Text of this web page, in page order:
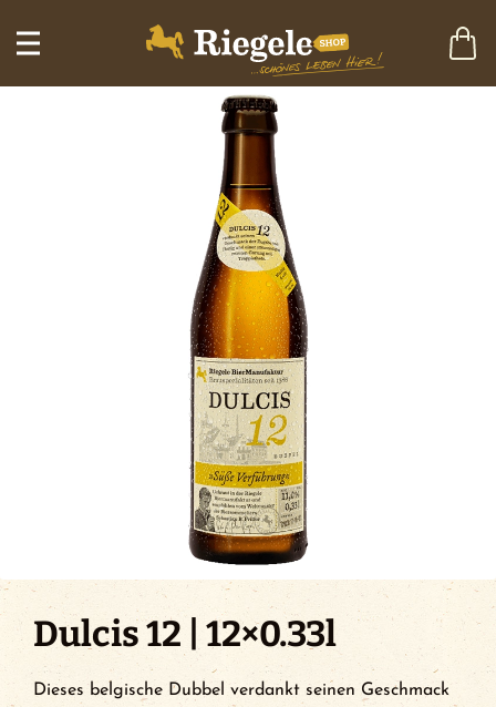
Dulcis 12 | 12×0.33l
Dieses belgische Dubbel verdankt seinen Geschmack